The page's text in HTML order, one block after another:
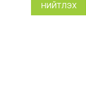
НИЙТЛЭХ